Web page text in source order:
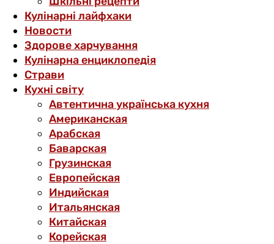
Кулінарні лайфхаки
Новости
Здорове харчування
Кулінарна енциклопедія
Страви
Кухні світу
Автентична українська кухня
Американская
Арабская
Баварская
Грузинская
Европейская
Индийская
Итальянская
Китайская
Корейская